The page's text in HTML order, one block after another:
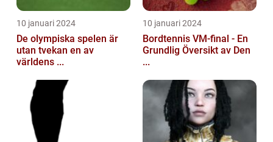
10 januari 2024
De olympiska spelen är
utan tvekan en av
världens ...
10 januari 2024
Bordtennis VM-final - En
Grundlig Översikt av Den
...